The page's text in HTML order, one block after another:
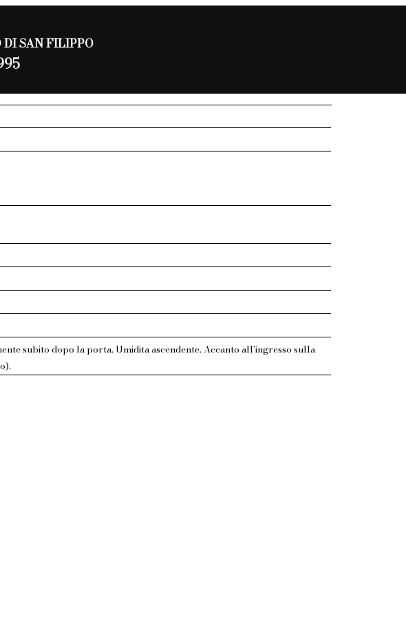
DI SAN FILIPPO
subito dopo la porta. Umidita ascendente. Accanto all'ingresso sulla